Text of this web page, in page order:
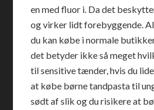
en med fluor i. Da det
og virker lidt forebyggende.
du kan købe i normale
det betyder ikke så meget
til sensitive tænder, hvis du
at købe børne tandpasta til
sødt af slik og du risikere at